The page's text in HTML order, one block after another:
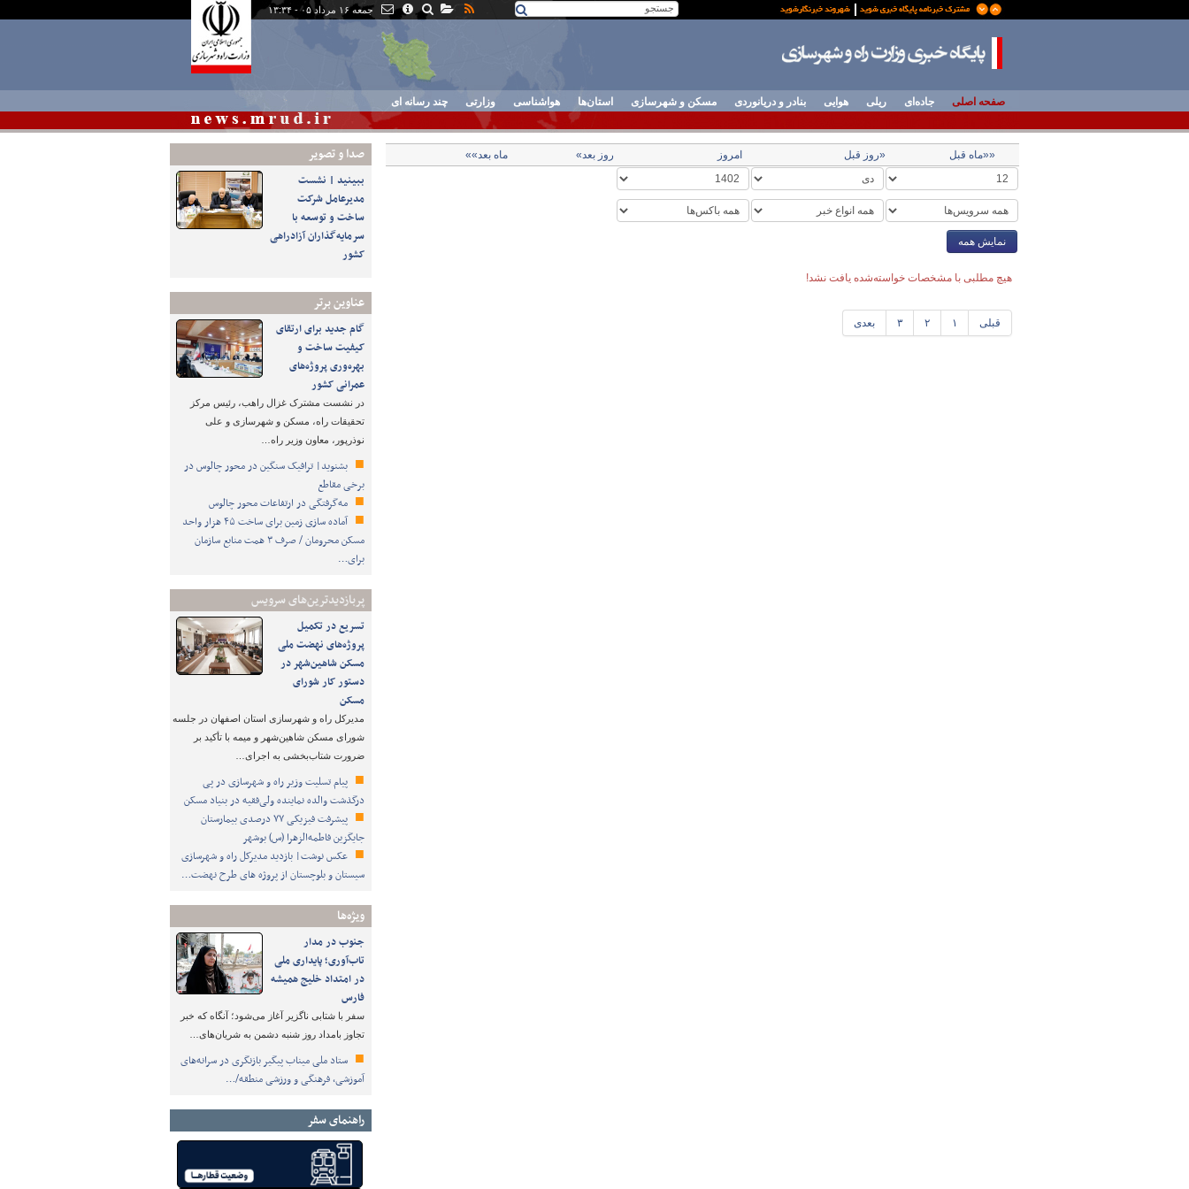
جمعه ۱۶ مرداد ۰۵ - ۱۳:۳۴
صفحه اصلی جاده‌ای ریلی هوایی بنادر و دریانوردی مسکن و شهرسازی استان‌ها هواشناسی وزارتی چند رسانه ای
صدا و تصوير
ببینید | نشست
مدیرعامل شرکت
ساخت و توسعه با
سرمایه‌گذاران آزادراهی
کشور
عناوین برتر
گام جدید برای ارتقای
کیفیت ساخت و
بهره‌وری پروژه‌های
عمرانی کشور
در نشست مشترک غزال راهب، رئیس مرکز
تحقیقات راه، مسکن و شهرسازی و علی
نوذرپور، معاون وزیر راه…
بشنوید| ترافیک سنگین در محور چالوس در
برخی مقاطع
مه‌گرفتگی در ارتفاعات محور چالوس
آماده سازی زمین برای ساخت ۴۵ هزار واحد
مسکن محرومان / صرف ۳ همت منابع سازمان
برای…
پربازدیدترین‌های سرویس
تسریع در تکمیل
پروژه‌های نهضت ملی
مسکن شاهین‌شهر در
دستور کار شورای
مسکن
مدیرکل راه و شهرسازی استان اصفهان در جلسه
شورای مسکن شاهین‌شهر و میمه با تأکید بر
ضرورت شتاب‌بخشی به اجرای…
پیام تسلیت وزیر راه و شهرسازی در پی
درگذشت والده نماینده ولی‌فقیه در بنیاد مسکن
پیشرفت فیزیکی ۷۷ درصدی بیمارستان
جایگزین فاطمه‌الزهرا (س) بوشهر
عکس نوشت| بازدید مدیرکل راه و شهرسازی
سیستان و بلوچستان از پروژه های طرح نهضت…
ویژه‌ها
جنوب در مدار
تاب‌آوری؛ پایداری ملی
در امتداد خلیج همیشه
فارس
سفر با شتابی ناگزیر آغاز می‌شود؛ آنگاه که خبر
تجاوز بامداد روز شنبه دشمن به شریان‌های…
ستاد ملی میناب پیگیر بازنگری در سرانه‌های
آموزشی، فرهنگی و ورزشی منطقه/…
راهنمای سفر
««ماه قبل «روز قبل امروز روز بعد» ماه بعد»»
نمایش همه
هیچ مطلبی با مشخصات خواسته‌شده یافت نشد!
قبلی ۱ ۲ ۳ بعدی